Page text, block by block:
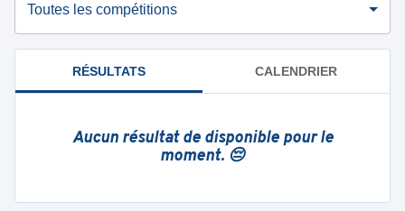
Toutes les compétitions
RÉSULTATS CALENDRIER
Aucun résultat de disponible pour le
moment. 😔